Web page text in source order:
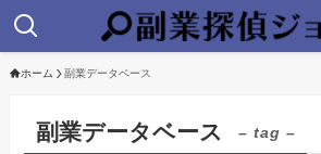
ホーム 副業データベース
副業データベース – tag –